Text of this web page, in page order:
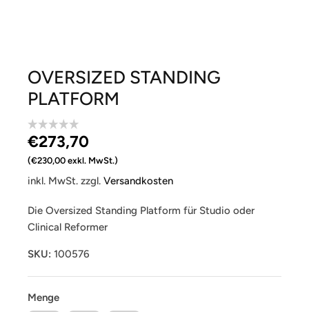
OVERSIZED STANDING
PLATFORM
€230,00 exkl. MwSt.
€273,70 ‎
inkl. MwSt. zzgl. Versandkosten
Die Oversized Standing Platform für Studio oder
Clinical Reformer
SKU: 100576
Menge